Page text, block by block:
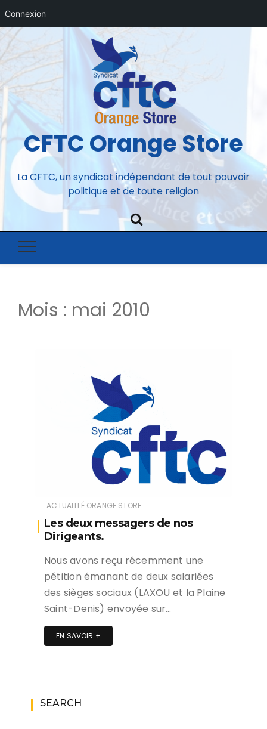
Connexion
CFTC Orange Store
La CFTC, un syndicat indépendant de tout pouvoir
politique et de toute religion
Mois : mai 2010
ACTUALITÉ ORANGE STORE
Les deux messagers de nos
Dirigeants.
Nous avons reçu récemment une
pétition émanant de deux salariées
des sièges sociaux (LAXOU et la Plaine
Saint-Denis) envoyée sur…
EN SAVOIR +
SEARCH